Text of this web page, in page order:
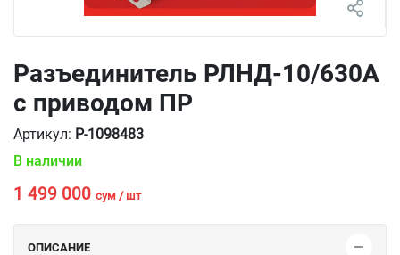
Разъединитель РЛНД-10/630А
с приводом ПР
Артикул: P-1098483
В наличии
1 499 000 сум / шт
ОПИСАНИЕ